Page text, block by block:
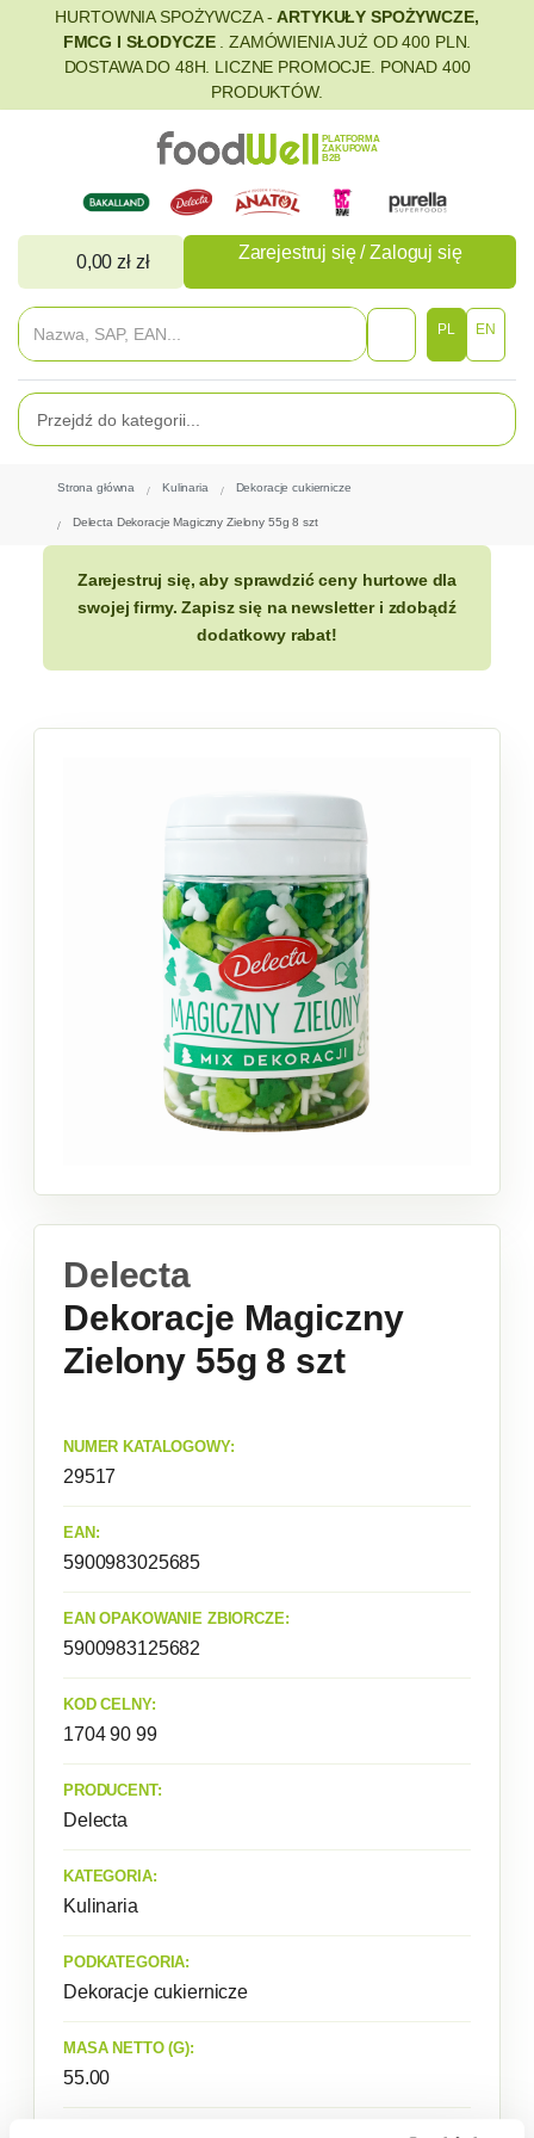
HURTOWNIA SPOŻYWCZA -ARTYKUŁY SPOŻYWCZE,
FMCG I SŁODYCZE
. ZAMÓWIENIA JUŻ OD 400 PLN.
DOSTAWA DO 48H. LICZNE PROMOCJE. PONAD 400
PRODUKTÓW.
PLATFORMA
ZAKUPOWA
B2B
0,00 zł zł Zarejestruj się / Zaloguj się
PL EN
Strona główna Kulinaria Dekoracje cukiernicze
Delecta Dekoracje Magiczny Zielony 55g 8 szt
Zarejestruj się, aby sprawdzić ceny hurtowe dla
swojej firmy. Zapisz się na newsletter i zdobądź
dodatkowy rabat!
Delecta
Dekoracje Magiczny
Zielony 55g 8 szt
NUMER KATALOGOWY:
29517
EAN:
5900983025685
EAN OPAKOWANIE ZBIORCZE:
5900983125682
KOD CELNY:
1704 90 99
PRODUCENT:
Delecta
KATEGORIA:
Kulinaria
PODKATEGORIA:
Dekoracje cukiernicze
MASA NETTO (G):
55.00